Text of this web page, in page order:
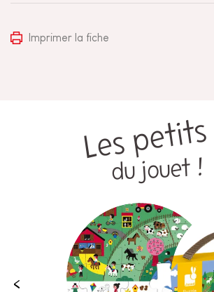
Imprimer la fiche
Les petits
du jouet !